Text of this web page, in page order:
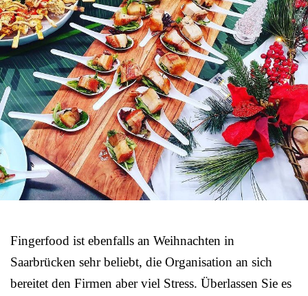
Fingerfood ist ebenfalls an Weihnachten in
Saarbrücken sehr beliebt, die Organisation an sich
bereitet den Firmen aber viel Stress. Überlassen Sie es